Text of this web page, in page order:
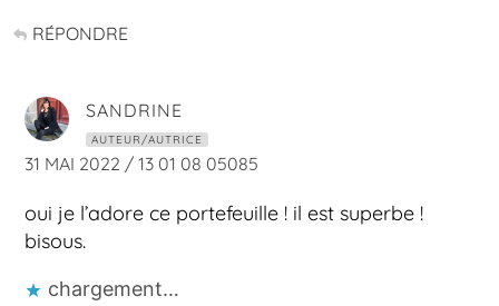
RÉPONDRE
SANDRINE
AUTEUR/AUTRICE
31 MAI 2022 / 13 01 08 05085
oui je l’adore ce portefeuille ! il est superbe !
bisous.
chargement…